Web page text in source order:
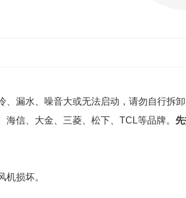
、漏水、噪音大或无法启动，请勿自行拆
信、大金、三菱、松下、TCL等品牌。
机损坏。